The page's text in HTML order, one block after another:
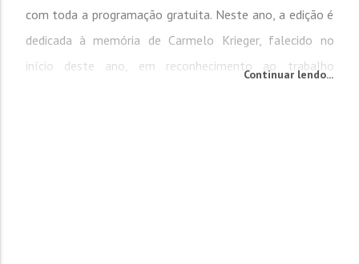
com toda a programação gratuita. Neste ano, a edição é
dedicada à memória de Carmelo Krieger, falecido no
início deste ano, em reconhecimento ao trabalho
Continuar lendo...